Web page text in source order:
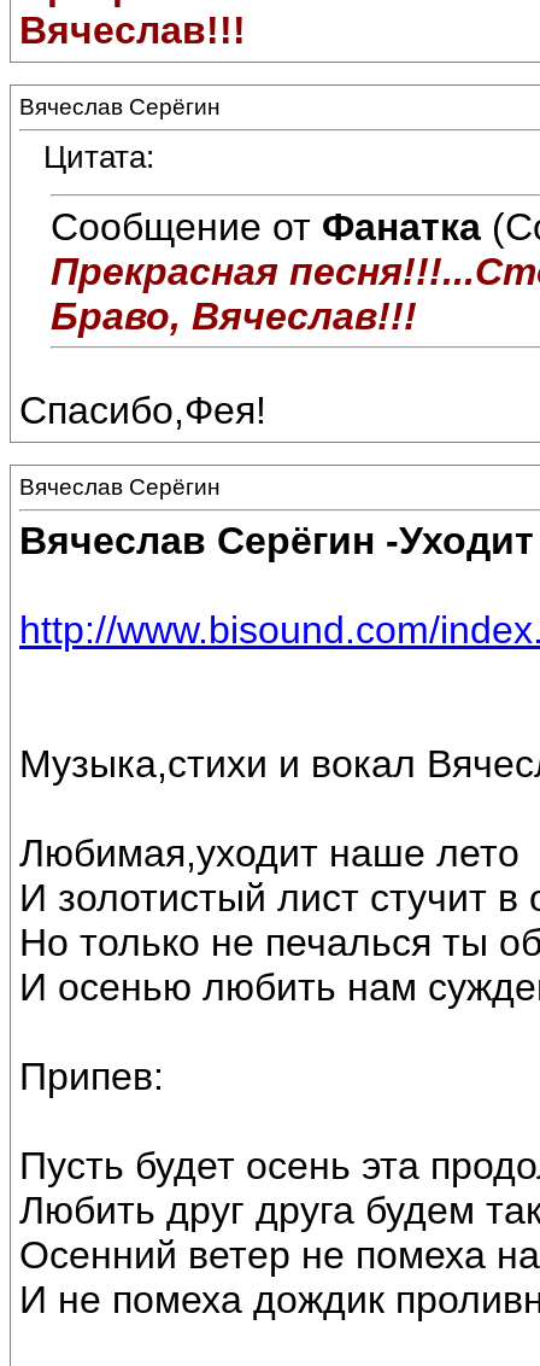
Вячеслав!!!
Вячеслав Серёгин
Цитата:
Сообщение от Фанатка
Прекрасная
Браво, Вячеслав!!!
Спасибо,Фея!
Вячеслав Серёгин
Вячеслав Серёгин -
http://www.bisound.com/
Музыка,стихи и вокал
Любимая,уходит наше лето
И золотистый лист стучит в
Но только не печалься ты
И осенью любить нам
Припев:
Пусть будет осень эта
Любить друг друга будем
Осенний ветер не помеха
И не помеха дождик